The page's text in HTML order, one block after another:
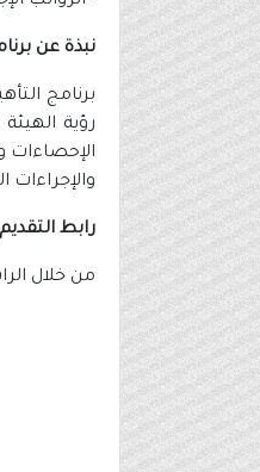
نبذة عن
برنامج
رؤية
الإحصاءات
رابط
من خلال